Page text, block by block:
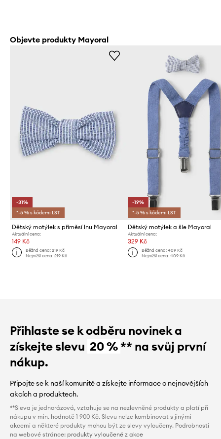
Objevte produkty Mayoral
-31%
*-5 % s kódem: LST
Dětský motýlek s příměsí lnu Mayoral
Aktuální cena:
149 Kč
Běžná cena:219 Kč
Nejnižší cena:219 Kč
-19%
*-5 % s kódem: LST
Dětský motýlek a šle Mayoral
Aktuální cena:
329 Kč
Běžná cena: 409 Kč
Nejnižší cena: 409 Kč
Přihlaste se k odběru novinek a
získejte slevu 20 %** na svůj první
nákup.
Připojte se k naší komunitě a získejte informace o nejnovějších
akcích a produktech.
**Sleva je jednorázová, vztahuje se na nezlevněné produkty a platí při
nákupu v min. hodnotě 1 900 Kč. Slevu nelze kombinovat s jinými
akcemi a některé produkty mohou být ze slevy vyloučeny. Podrobnosti
na webové stránce: produkty vyloučené z akce